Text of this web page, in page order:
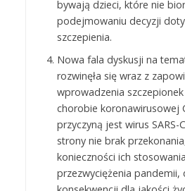
bywają dzieci, które nie
podejmowaniu decyzji
szczepienia.
Nowa fala dyskusji na
rozwinęła się wraz z
wprowadzenia
chorobie koronawirusowej
przyczyną jest wirus SARS-
strony nie brak
konieczności ich
przezwyciężenia pandemii,